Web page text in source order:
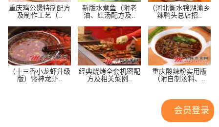
重庆鸡公煲特制配方
及制作工艺（..
新版水煮鱼（附老
油、红汤配方及..
（河北衡水锦湖渝乡
辣鸭头总店招..
（十三香小龙虾升级
版）馋神龙虾..
经典烧烤全套机密配
方及相关菜例..
重庆酸辣粉实用版
（附自制汤料、..
会员登录